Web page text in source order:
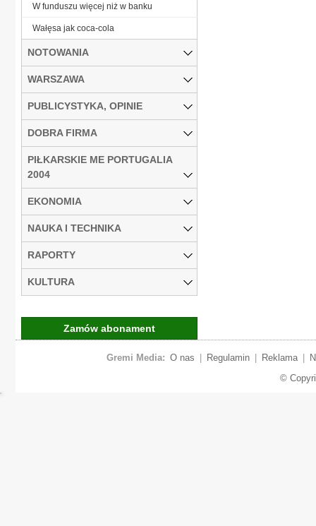
W funduszu więcej niż w banku
Wałęsa jak coca-cola
NOTOWANIA
WARSZAWA
PUBLICYSTYKA, OPINIE
DOBRA FIRMA
PIŁKARSKIE ME PORTUGALIA
2004
EKONOMIA
NAUKA I TECHNIKA
RAPORTY
KULTURA
Zamów abonament
Gremi Media: O nas Regulamin Reklama
©